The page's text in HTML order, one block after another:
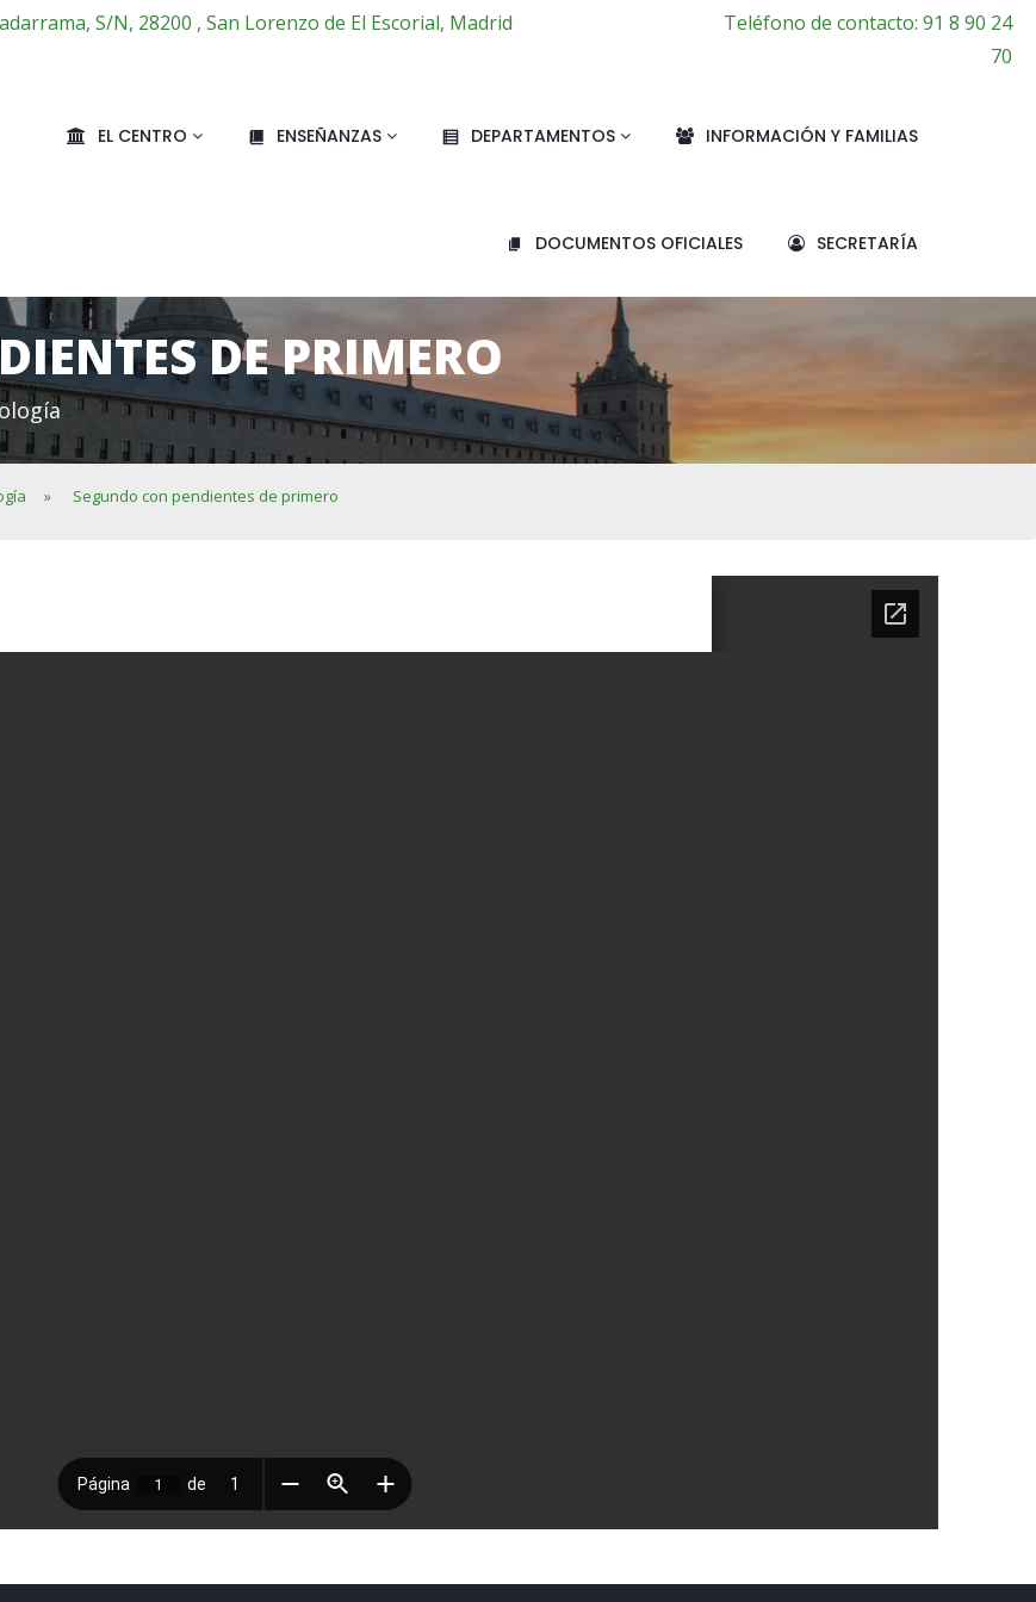
S/N, 28200 , San Lorenzo de El Escorial, Madrid
Teléfono de contacto: 91 8 90 24
70
EL CENTRO ENSEÑANZAS DEPARTAMENTOS INFORMACIÓN Y FAMILIAS
DOCUMENTOS OFICIALES SECRETARÍA
DE PRIMERO
» Segundo con pendientes de primero